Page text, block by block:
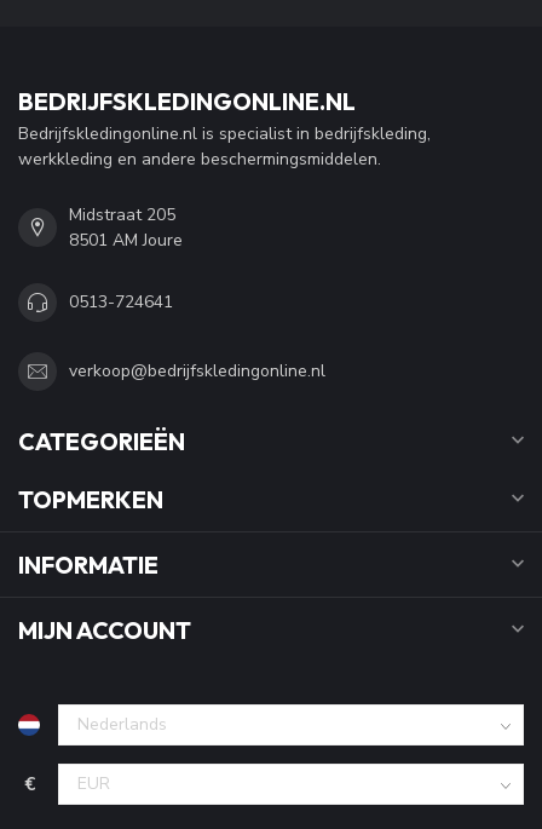
BEDRIJFSKLEDINGONLINE.NL
Bedrijfskledingonline.nl is specialist in bedrijfskleding,
werkkleding en andere beschermingsmiddelen.
Midstraat 205
8501 AM Joure
0513-724641
verkoop@bedrijfskledingonline.nl
CATEGORIEËN
TOPMERKEN
INFORMATIE
MIJN ACCOUNT
€